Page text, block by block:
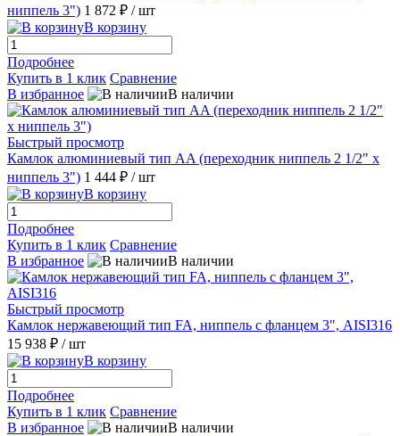
ниппель 3") 1 872 ₽ / шт
В корзину
Подробнее
Купить в 1 клик Сравнение
В избранное
В наличии
Быстрый просмотр
Камлок алюминиевый тип AA (переходник ниппель 2 1/2" х
ниппель 3") 1 444 ₽ / шт
В корзину
Подробнее
Купить в 1 клик Сравнение
В избранное
В наличии
Быстрый просмотр
Камлок нержавеющий тип FA, ниппель с фланцем 3", AISI316
15 938 ₽ / шт
В корзину
Подробнее
Купить в 1 клик Сравнение
В избранное
В наличии